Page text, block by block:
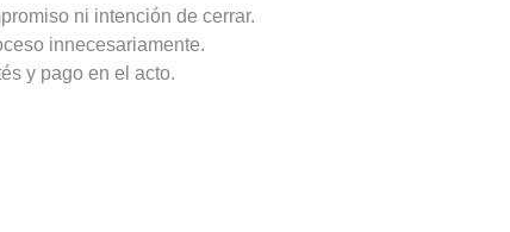
ni intención de cerrar.
innecesariamente.
y pago en el acto.